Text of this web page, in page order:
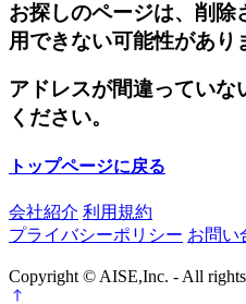
お探しのページは、削除
用できない可能性があり
アドレスが間違っていな
ください。
トップページに戻る
会社紹介 利用規約
プライバシーポリシー お問い
Copyright © AISE,Inc. - All rights